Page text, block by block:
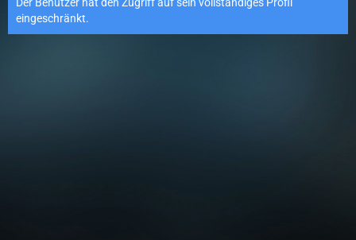
Der Benutzer hat den Zugriff auf sein vollständiges Profil
eingeschränkt.